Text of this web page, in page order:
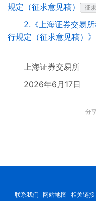
规定（征求意见稿）
2.《上海证券交易
行规定（征求意见稿）
上海证券交易所
2026年6月17日
分
联系我们 网站地图 相关链接